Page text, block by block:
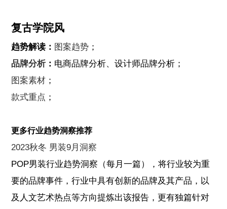
复古学院风
趋势解读： 图案趋势 ；
品牌分析： 电商品牌分析、设计师品牌分析；
图案素材 ；
款式重点 ；
更多行业趋势洞察推荐
2023秋冬 男装9月洞察
POP男装行业趋势洞察（每月一篇），将行业较为重
要的品牌事件，行业中具有创新的品牌及其产品，以
及人文艺术热点等方向提炼出该报告，更有独篇针对